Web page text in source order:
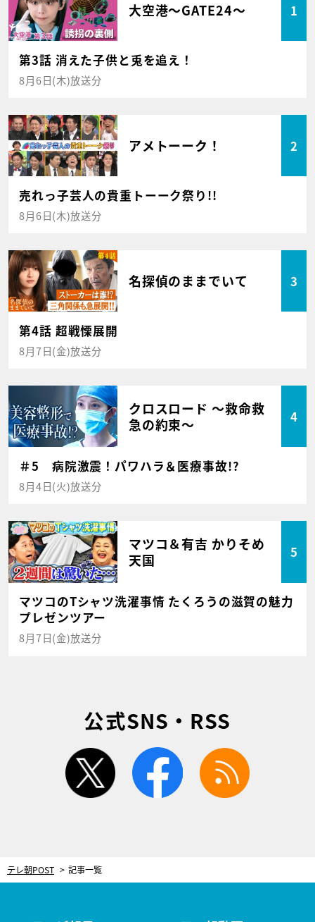
大空港～GATE24～ 1
第3話 消えた子供と兎を追え！
8月6日(木)放送分
アメトーーク！ 2
売れっ子芸人の貴重トーーク祭り!!
8月6日(木)放送分
名探偵のままでいて 3
第4話 超戦慄展開
8月7日(金)放送分
クロスロード ～救命救
急の約束～
4
＃5 病院激震！パワハラ＆医療事故!?
8月4日(火)放送分
マツコ＆有吉 かりそめ
天国
5
マツコのTシャツ洗濯事情 たくろうの滋賀の魅力
プレゼンツアー
8月7日(金)放送分
公式SNS・RSS
twitter facebook
テレ朝POST 記事一覧